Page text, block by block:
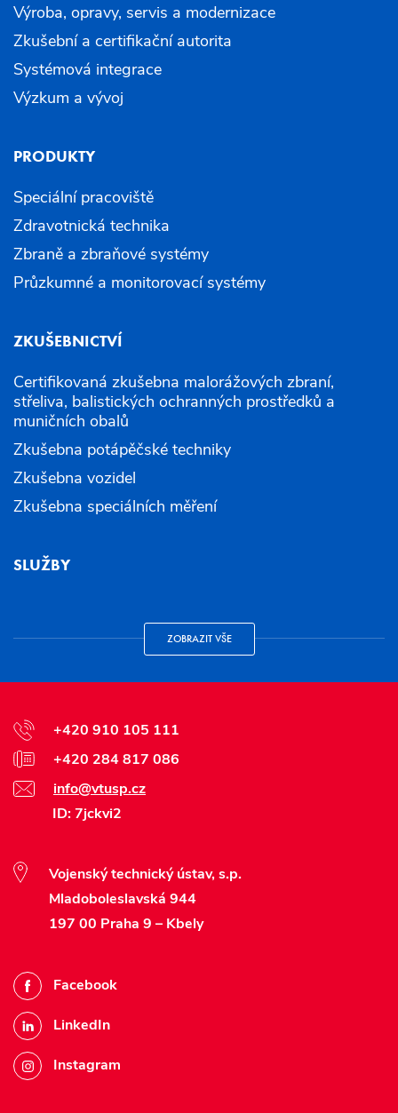
Výroba, opravy, servis a modernizace
Zkušební a certifikační autorita
Systémová integrace
Výzkum a vývoj
PRODUKTY
Speciální pracoviště
Zdravotnická technika
Zbraně a zbraňové systémy
Průzkumné a monitorovací systémy
ZKUŠEBNICTVÍ
Certifikovaná zkušebna malorážových zbraní,
střeliva, balistických ochranných prostředků a
muničních obalů
Zkušebna potápěčské techniky
Zkušebna vozidel
Zkušebna speciálních měření
SLUŽBY
ZOBRAZIT VŠE
+420 910 105 111
+420 284 817 086
info@vtusp.cz
ID: 7jckvi2
Vojenský technický ústav, s.p.
Mladoboleslavská 944
197 00 Praha 9 – Kbely
Facebook
LinkedIn
Instagram